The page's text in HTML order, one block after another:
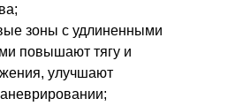
зоны с удлиненными
повышают тягу и
улучшают